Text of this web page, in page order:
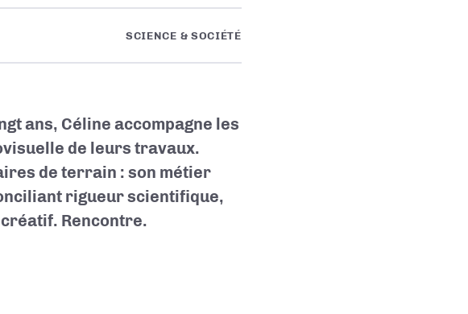
SCIENCE & SOCIÉTÉ
ans, Céline accompagne les
de leurs travaux.
de terrain : son métier
rigueur scientifique,
Rencontre.